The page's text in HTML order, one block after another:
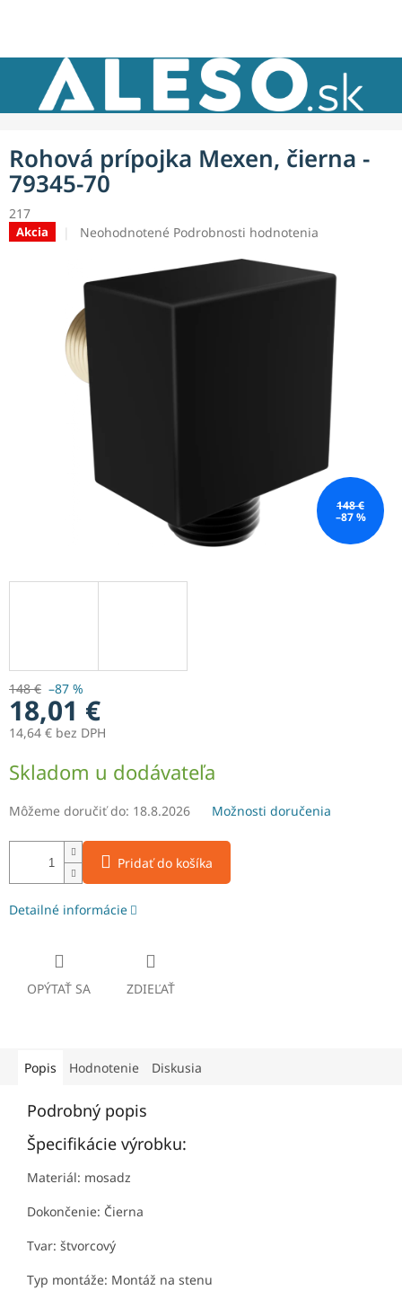
Rohová prípojka Mexen, čierna -
79345-70
217
Akcia
Priemerné
je
0,0
z
5
hviezdičiek.
Neohodnotené Podrobnosti hodnotenia
148 €
–87 %
148 € –87 %
18,01 €
14,64 € bez DPH
cena:
Skladom u dodávateľa
Môžeme doručiť do: 18.8.2026 Možnosti doručenia
Pridať do košíka
Detailné informácie
OPÝTAŤ SA ZDIEĽAŤ
Popis Hodnotenie Diskusia
Podrobný popis
Špecifikácie výrobku:
Materiál: mosadz
Dokončenie: Čierna
Tvar: štvorcový
Typ montáže: Montáž na stenu